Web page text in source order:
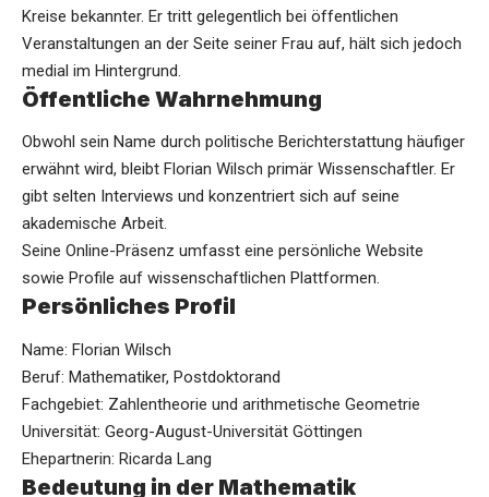
Kreise bekannter. Er tritt gelegentlich bei öffentlichen
Veranstaltungen an der Seite seiner Frau auf, hält sich jedoch
medial im Hintergrund.
Öffentliche Wahrnehmung
Obwohl sein Name durch politische Berichterstattung häufiger
erwähnt wird, bleibt Florian Wilsch primär Wissenschaftler. Er
gibt selten Interviews und konzentriert sich auf seine
akademische Arbeit.
Seine Online-Präsenz umfasst eine persönliche Website
sowie Profile auf wissenschaftlichen Plattformen.
Persönliches Profil
Name: Florian Wilsch
Beruf: Mathematiker, Postdoktorand
Fachgebiet: Zahlentheorie und arithmetische Geometrie
Universität: Georg-August-Universität Göttingen
Ehepartnerin: Ricarda Lang
Bedeutung in der Mathematik